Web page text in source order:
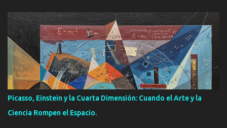
i
o
s
Picasso, Einstein y la Cuarta Dimensión: Cuando el Arte y la
Ciencia Rompen el Espacio.